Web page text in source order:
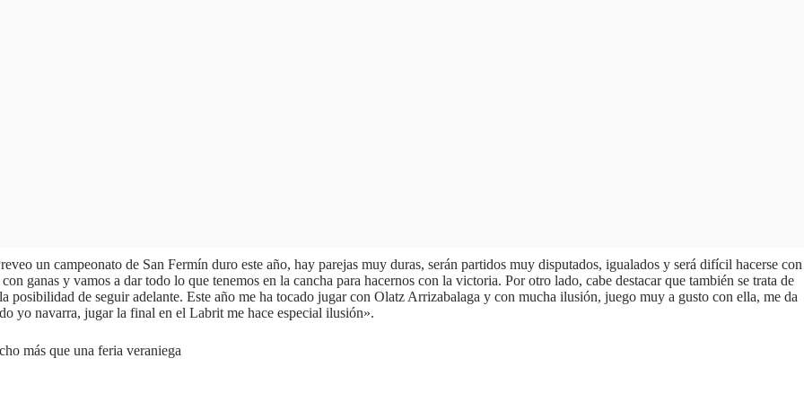
un campeonato de San Fermín duro este año, hay parejas muy duras, serán partidos muy disputados, igualados y será difícil hacerse con
ganas y vamos a dar todo lo que tenemos en la cancha para hacernos con la victoria. Por otro lado, cabe destacar que también se trata de
posibilidad de seguir adelante. Este año me ha tocado jugar con Olatz Arrizabalaga y con mucha ilusión, juego muy a gusto con ella, me da
yo navarra, jugar la final en el Labrit me hace especial ilusión».